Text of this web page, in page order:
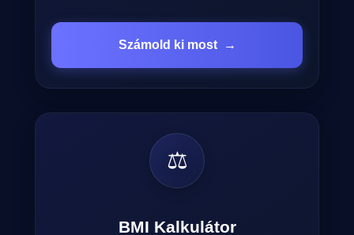
Számold ki most →
⚖️
BMI Kalkulátor